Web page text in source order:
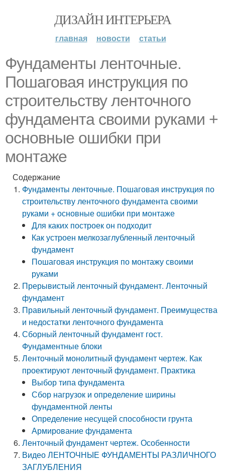
ДИЗАЙН ИНТЕРЬЕРА
главная новости статьи
Фундаменты ленточные.
Пошаговая инструкция по
строительству ленточного
фундамента своими руками +
основные ошибки при
монтаже
Содержание
Фундаменты ленточные. Пошаговая инструкция по
строительству ленточного фундамента своими
руками + основные ошибки при монтаже
Для каких построек он подходит
Как устроен мелкозаглубленный ленточный
фундамент
Пошаговая инструкция по монтажу своими
руками
Прерывистый ленточный фундамент. Ленточный
фундамент
Правильный ленточный фундамент. Преимущества
и недостатки ленточного фундамента
Сборный ленточный фундамент гост.
Фундаментные блоки
Ленточный монолитный фундамент чертеж. Как
проектируют ленточный фундамент. Практика
Выбор типа фундамента
Сбор нагрузок и определение ширины
фундаментной ленты
Определение несущей способности грунта
Армирование фундамента
Ленточный фундамент чертеж. Особенности
Видео ЛЕНТОЧНЫЕ ФУНДАМЕНТЫ РАЗЛИЧНОГО
ЗАГЛУБЛЕНИЯ